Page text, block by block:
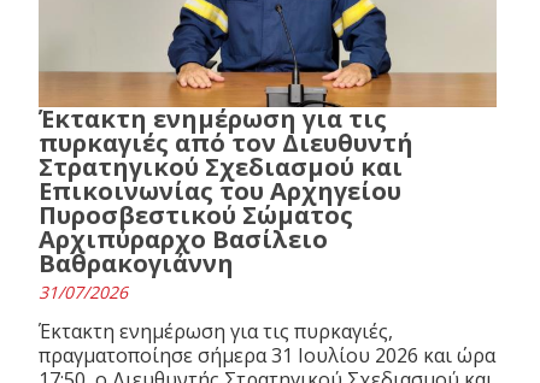
Έκτακτη ενημέρωση για τις
πυρκαγιές από τον Διευθυντή
Στρατηγικού Σχεδιασμού και
Επικοινωνίας του Αρχηγείου
Πυροσβεστικού Σώματος
Αρχιπύραρχο Βασίλειο
Βαθρακογιάννη
31/07/2026
Έκτακτη ενημέρωση για τις πυρκαγιές,
πραγματοποίησε σήμερα 31 Ιουλίου 2026 και ώρα